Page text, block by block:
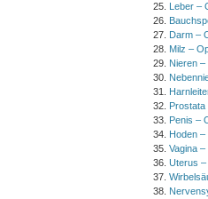
Leber –
Darm –
Milz –
Nieren
Prostata
Penis –
Hoden
Vagina
Uterus –